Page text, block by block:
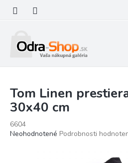
obsah
Tom Linen
30x40 cm
6604
Priemerné
Neohodnotené Podrobnosti